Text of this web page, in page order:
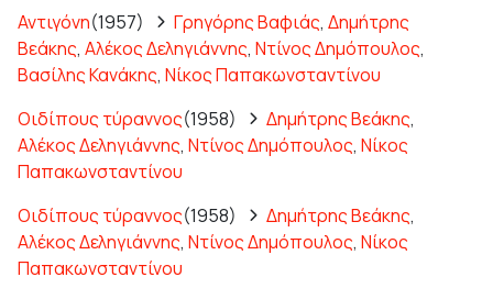
Αντιγόνη(1957) Γρηγόρης Βαφιάς, Δημήτρης
Βεάκης, Αλέκος Δεληγιάννης, Ντίνος Δημόπουλος,
Βασίλης Κανάκης, Νίκος Παπακωνσταντίνου
Οιδίπους τύραννος(1958) Δημήτρης Βεάκης,
Αλέκος Δεληγιάννης, Ντίνος Δημόπουλος, Νίκος
Παπακωνσταντίνου
Οιδίπους τύραννος(1958) Δημήτρης Βεάκης,
Αλέκος Δεληγιάννης, Ντίνος Δημόπουλος, Νίκος
Παπακωνσταντίνου